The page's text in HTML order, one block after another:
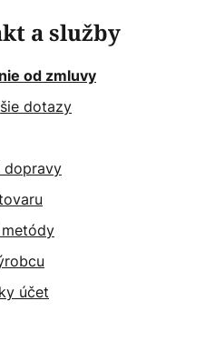
a služby
od zmluvy
dotazy
dopravy
účet